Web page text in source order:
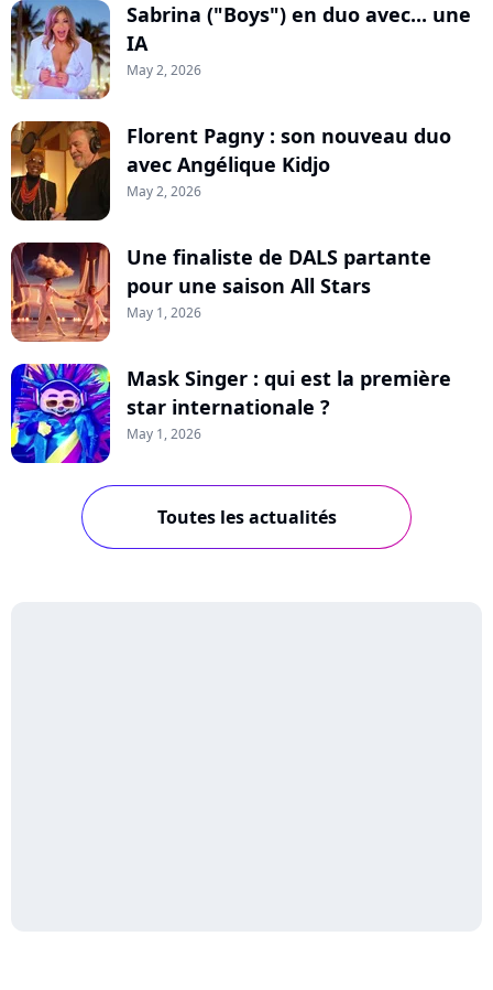
Sabrina ("Boys") en duo avec... une
IA
May 2, 2026
Florent Pagny : son nouveau duo
avec Angélique Kidjo
May 2, 2026
Une finaliste de DALS partante
pour une saison All Stars
May 1, 2026
Mask Singer : qui est la première
star internationale ?
May 1, 2026
Toutes les actualités